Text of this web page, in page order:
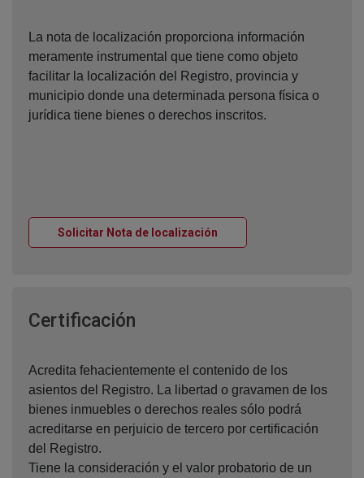
La nota de localización proporciona información
meramente instrumental que tiene como objeto
facilitar la localización del Registro, provincia y
municipio donde una determinada persona física o
jurídica tiene bienes o derechos inscritos.
Solicitar Nota de localización
Certificación
Acredita fehacientemente el contenido de los
asientos del Registro. La libertad o gravamen de los
bienes inmuebles o derechos reales sólo podrá
acreditarse en perjuicio de tercero por certificación
del Registro.
Tiene la consideración y el valor probatorio de un